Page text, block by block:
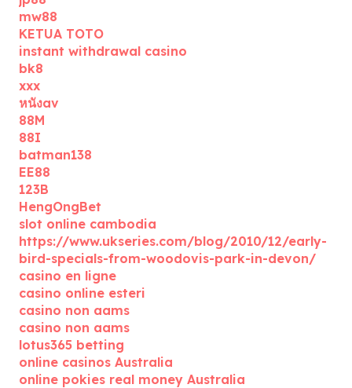
mw88
KETUA TOTO
instant withdrawal casino
bk8
xxx
หนังav
88M
88I
batman138
EE88
123B
HengOngBet
slot online cambodia
https://www.ukseries.com/blog/2010/12/early-
bird-specials-from-woodovis-park-in-devon/
casino en ligne
casino online esteri
casino non aams
casino non aams
lotus365 betting
online casinos Australia
online pokies real money Australia